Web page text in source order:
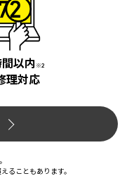
以内 ※2
理対応
ることもあります。